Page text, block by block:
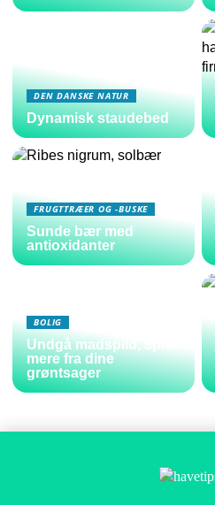
DEN DANSKE NATUR
Dynamisk staudebed
FRUGTTRÆER OG -BUSKE
Sunde bær med
antioxidanter
BOLIG
Undgå madspild, spis
mere fra dine
grøntsager